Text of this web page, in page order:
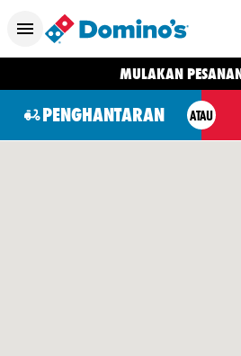
MULAKAN
PENGHANTARAN ATAU